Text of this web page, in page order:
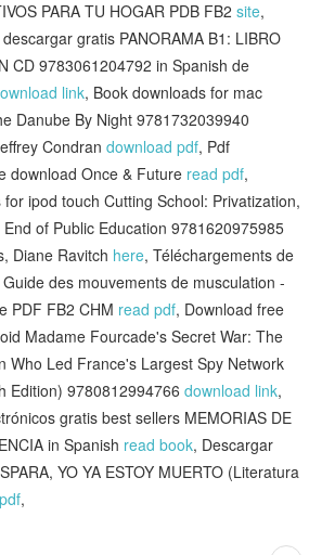
PARA TU HOGAR PDB FB2site,
gratis PANORAMA B1: LIBRO
CD 9783061204792 in Spanish de
link, Book downloads for mac
Danube By Night 9781732039940
Condrandownload pdf, Pdf
download Once & Future read pdf,
ipod touch Cutting School: Privatization,
of Public Education 9781620975985
Diane Ravitch here, Téléchargements de
des mouvements de musculation -
PDF FB2 CHM read pdf, Download free
Madame Fourcade's Secret War: The
Who Led France's Largest Spy Network
Edition) 9780812994766download link,
gratis best sellers MEMORIAS DE
in Spanish read book, Descargar
YO YA ESTOY MUERTO (Literatura
,